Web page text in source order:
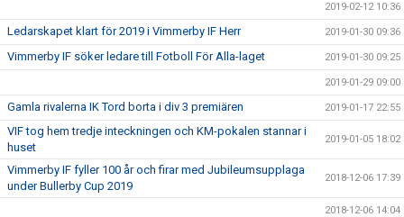
2019-02-12 10:36
Ledarskapet klart för 2019 i Vimmerby IF Herr 2019-01-30 09:36
Vimmerby IF söker ledare till Fotboll För Alla-laget 2019-01-30 09:25
2019-01-29 09:00
Gamla rivalerna IK Tord borta i div 3 premiären 2019-01-17 22:55
VIF tog hem tredje inteckningen och KM-pokalen stannar i
huset
2019-01-05 18:02
Vimmerby IF fyller 100 år och firar med Jubileumsupplaga
under Bullerby Cup 2019
2018-12-06 17:39
2018-12-06 14:04